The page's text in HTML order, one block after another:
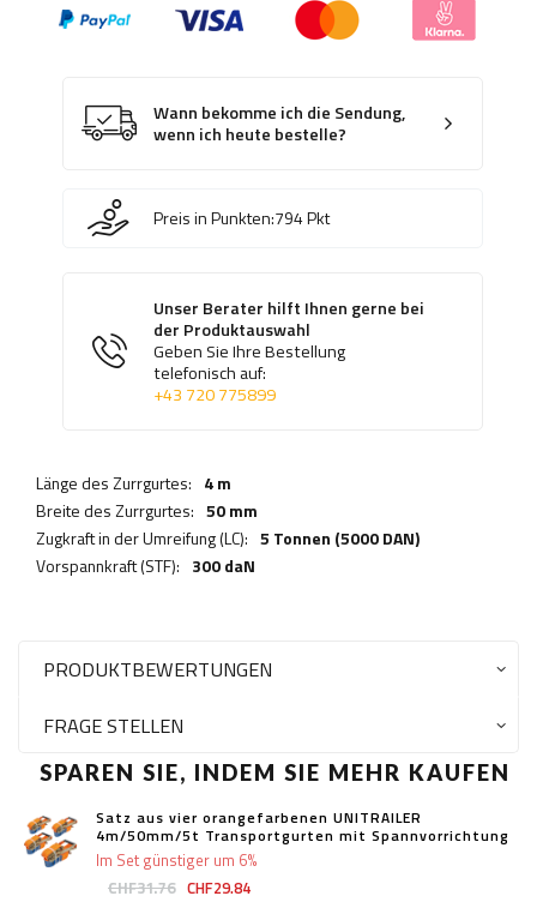
Wann bekomme ich die Sendung,
wenn ich heute bestelle?
Preis in Punkten:794Pkt
Unser Berater hilft Ihnen gerne bei
der Produktauswahl
Geben Sie Ihre Bestellung
telefonisch auf:
+43 720 775899
Länge des Zurrgurtes: 4 m
Breite des Zurrgurtes: 50 mm
Zugkraft in der Umreifung (LC): 5 Tonnen (5000 DAN)
Vorspannkraft (STF): 300 daN
PRODUKTBEWERTUNGEN
FRAGE STELLEN
SPAREN SIE, INDEM SIE MEHR KAUFEN
Satz aus vier orangefarbenen UNITRAILER
4m/50mm/5t Transportgurten mit Spannvorrichtung
CHF31.76 CHF29.84
Im Set günstiger um 6%